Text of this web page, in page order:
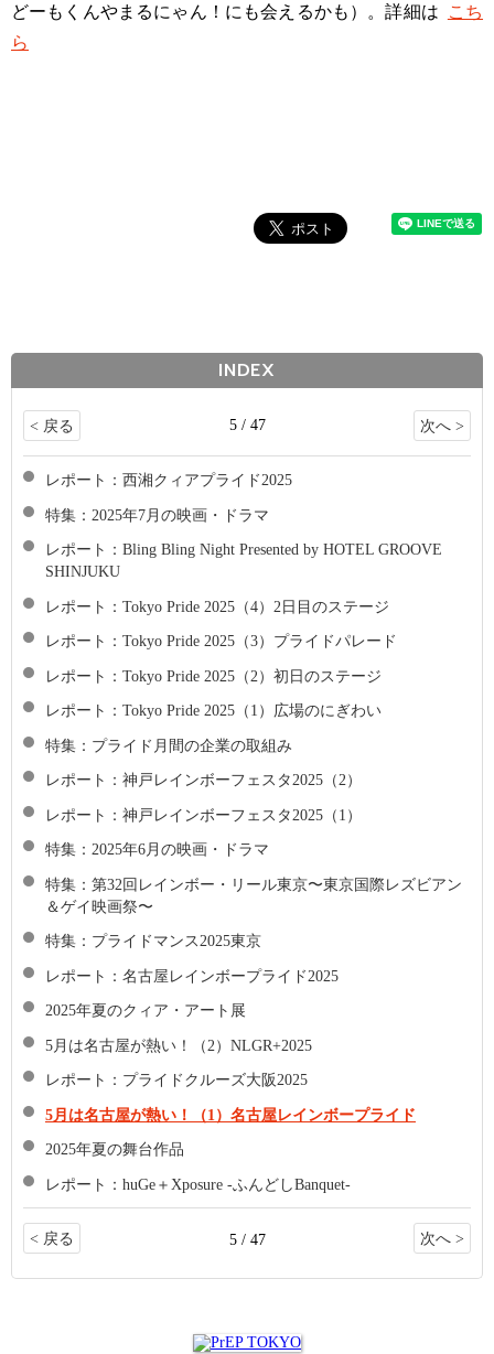
どーもくんやまるにゃん！にも会えるかも）。詳細は
こち
ら
INDEX
< 戻る 5 / 47 次へ >
レポート：西湘クィアプライド2025
特集：2025年7月の映画・ドラマ
レポート：Bling Bling Night Presented by HOTEL GROOVE
SHINJUKU
レポート：Tokyo Pride 2025（4）2日目のステージ
レポート：Tokyo Pride 2025（3）プライドパレード
レポート：Tokyo Pride 2025（2）初日のステージ
レポート：Tokyo Pride 2025（1）広場のにぎわい
特集：プライド月間の企業の取組み
レポート：神戸レインボーフェスタ2025（2）
レポート：神戸レインボーフェスタ2025（1）
特集：2025年6月の映画・ドラマ
特集：第32回レインボー・リール東京〜東京国際レズビアン
＆ゲイ映画祭〜
特集：プライドマンス2025東京
レポート：名古屋レインボープライド2025
2025年夏のクィア・アート展
5月は名古屋が熱い！（2）NLGR+2025
レポート：プライドクルーズ大阪2025
5月は名古屋が熱い！（1）名古屋レインボープライド
2025年夏の舞台作品
レポート：huGe＋Xposure -ふんどしBanquet-
< 戻る 5 / 47 次へ >